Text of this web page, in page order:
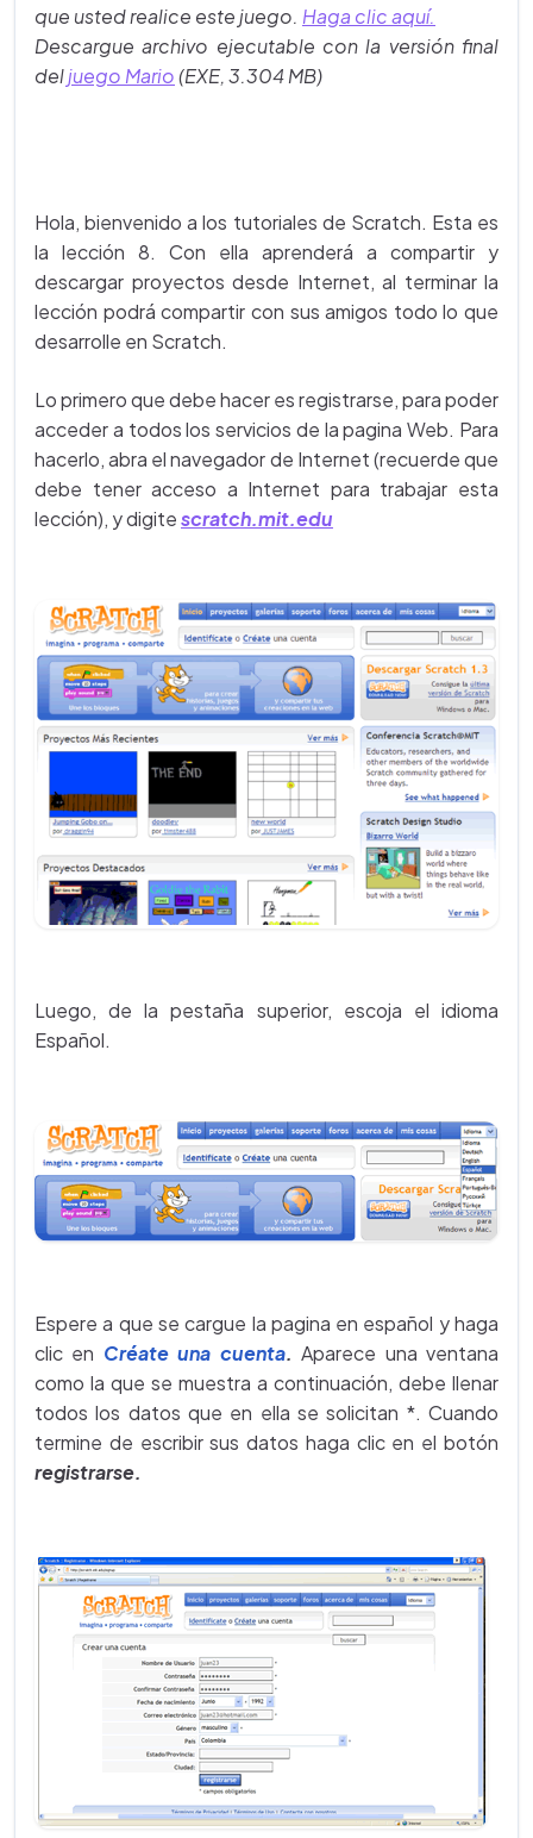
que usted realice este juego. Haga clic aquí.
Descargue archivo ejecutable con la versión final
deljuego Mario(EXE, 3.304 MB)
Hola, bienvenido a los tutoriales de Scratch. Esta es
la lección 8. Con ella aprenderá a compartir y
descargar proyectos desde Internet, al terminar la
lección podrá compartir con sus amigos todo lo que
desarrolle en Scratch.
Lo primero que debe hacer es registrarse, para poder
acceder a todos los servicios de la pagina Web. Para
hacerlo, abra el navegador de Internet (recuerde que
debe tener acceso a Internet para trabajar esta
lección), y digitescratch.mit.edu
Luego, de la pestaña superior, escoja el idioma
Español.
Espere a que se cargue la pagina en español y haga
clic en Créate una cuenta.Aparece una ventana
como la que se muestra a continuación, debe llenar
todos los datos que en ella se solicitan *. Cuando
termine de escribir sus datos haga clic en el botón
registrarse.